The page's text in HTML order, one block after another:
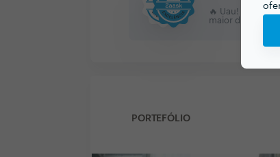
🔥 Uau!
maior distinção
PORTEFÓLIO